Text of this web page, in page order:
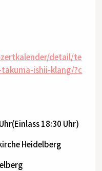
detail/te
ishii-klang/?c
18:30 Uhr)
Heidelberg